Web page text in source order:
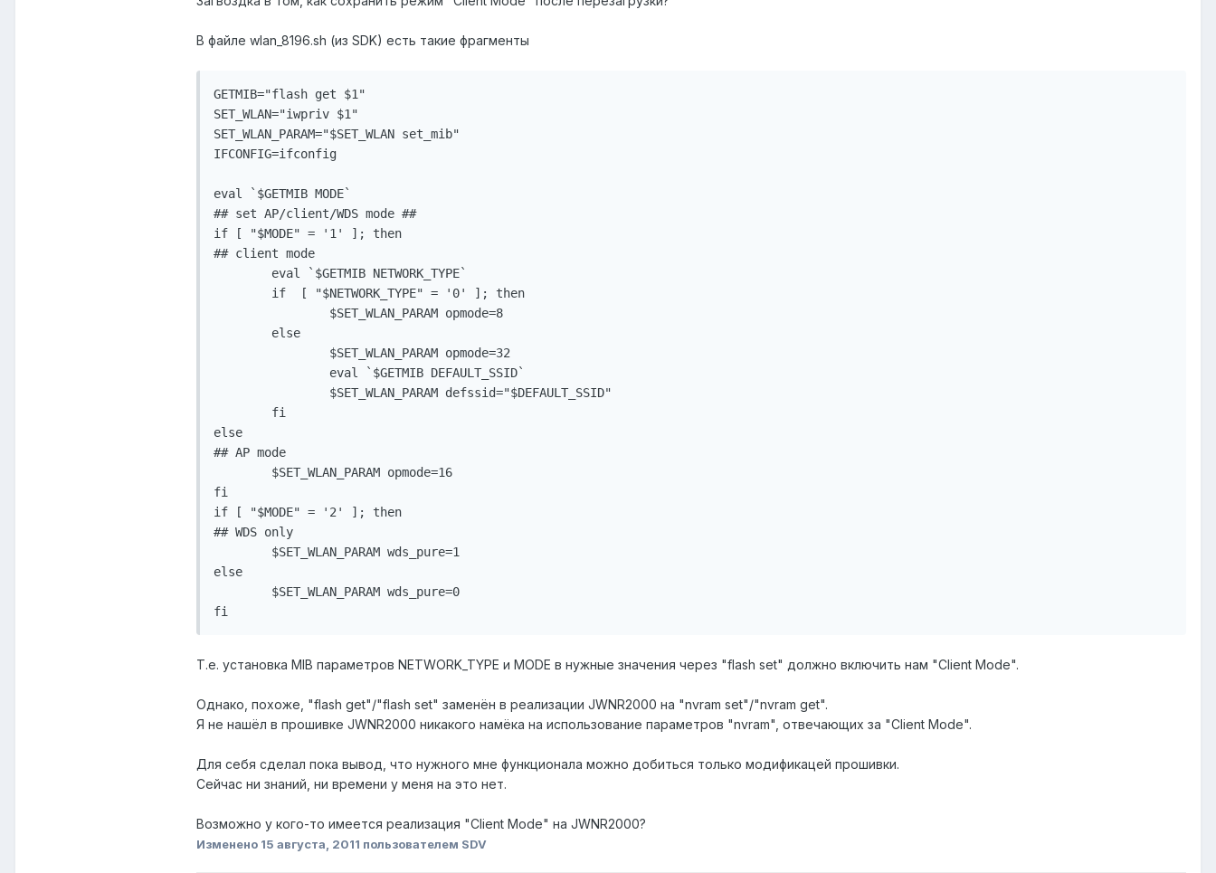
В файле wlan_8196.sh (из SDK) есть такие фрагменты
GETMIB="flash get $1"
SET_WLAN="iwpriv $1"
SET_WLAN_PARAM="$SET_WLAN set_mib"
IFCONFIG=ifconfig
eval `$GETMIB MODE`
## set AP/client/WDS mode ##
if [ "$MODE" = '1' ]; then
## client mode
else
## AP mode
fi
if [ "$MODE" = '2' ]; then
## WDS only
else
fi
Т.е. установка MIB параметров NETWORK_TYPE и MODE в нужные значения через "flash set" должно включить нам "Client Mode".
Однако, похоже, "flash get"/"flash set" заменён в реализации JWNR2000 на "nvram set"/"nvram get".
Я не нашёл в прошивке JWNR2000 никакого намёка на использование параметров "nvram", отвечающих за "Client Mode".
Для себя сделал пока вывод, что нужного мне функционала можно добиться только модификацей прошивки.
Сейчас ни знаний, ни времени у меня на это нет.
Возможно у кого-то имеется реализация "Client Mode" на JWNR2000?
Изменено 15 августа, 2011 пользователем SDV